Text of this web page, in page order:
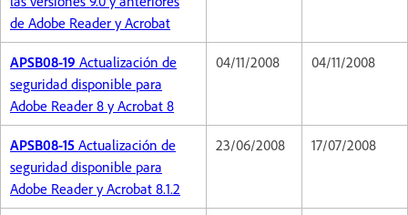
de Adobe Reader y Acrobat
APSB08-19 Actualización de
seguridad disponible para
Adobe Reader 8 y Acrobat 8
04/11/2008 04/11/2008
APSB08-15 Actualización de
seguridad disponible para
Adobe Reader y Acrobat 8.1.2
23/06/2008 17/07/2008